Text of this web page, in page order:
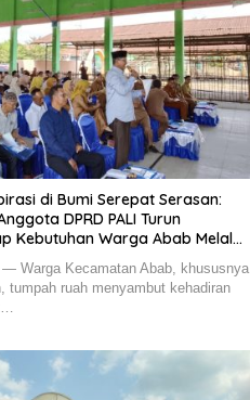
di Bumi Serepat Serasan:
DPRD PALI Turun
Kebutuhan Warga Abab Melalui
2026
Warga Kecamatan Abab, khususnya
tumpah ruah menyambut kehadiran